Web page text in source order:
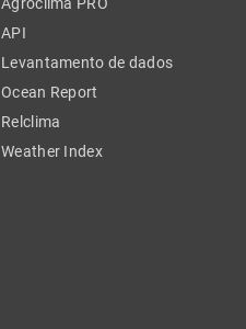
Agroclima PRO
API
Levantamento de dados
Ocean Report
Relclima
Weather Index